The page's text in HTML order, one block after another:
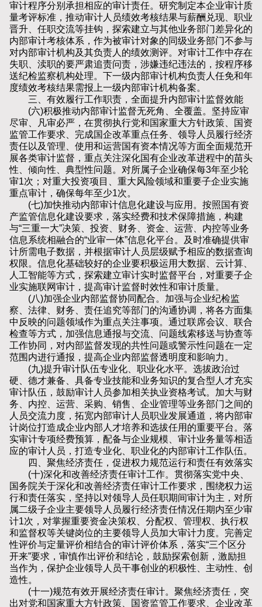
审计程序分别承担相应的审计责任。研究制定本企业审计质
量考评标准，推动审计人员绩效考核结果与薪酬兑现、职业
晋升、任职交流等挂钩，探索建立与其他业务部门差异化的
内部审计考核体系，作为被审计对象的同级业务部门不参与
对内部审计机构及其负责人的绩效测评。对审计工作中存在
失职、渎职的要严肃追责问责，涉嫌违纪违法的，按程序移
送纪检监察机构处理。下一级内部审计机构负责人任免和年
度绩效考核结果需报上一级内部审计机构备案。
三、有效履行工作职责，全面提升内部审计监督效能
(六)积极推动内部审计监督无死角、全覆盖。坚持应审
尽审、凡审必严，在贯彻执行党和国家重大方针政策、国资
监管工作要求、完成国企改革重点任务、领导人员履行经济
责任以及管理、使用和运营国有资本情况等方面全面规范开
展各类审计监督，重点关注深化国有企业改革进程中的苗头
性、倾向性、典型性问题。对所属子企业确保每3年至少轮
审1次；对重大投资项目、重大风险领域和重要子企业实施
重点审计，确保每年至少1次。
(七)加快推动内部审计信息化建设与应用。按照国有资
产监管信息化建设要求，落实经费和技术保障措施，构建
与“三重一大”决策、投资、财务、资金、运营、内控等业务
信息系统相融合的“业审一体”信息化平台。及时准确提供审
计所需电子数据，并根据审计人员层级赋予相应的数据查询
权限。信息化基础较好的企业要积极运用大数据、云计算、
人工智能等方式，探索建立审计实时监督平台，对重要子企
业实施联网审计，提高审计监督时效性和审计质量。
(八)加强企业内部监督协同配合。加强与企业纪检监
察、法律、财务、责任追究等部门的沟通协调，将各方面集
中反映的问题领域作为重点关注事项。通过联席会议、联合
检查等方式，加强信息通报与交流、问题线索移送与协查等
工作协同，对内部监督发现的共性问题或警示性问题在一定
范围内进行通报，提高企业内部监督透明度和影响力。
(九)提升审计队伍专业化、职业化水平。选拔政治过
硬、德才兼备、具备专业技能和业务知识的复合型人才充实
审计队伍，鼓励审计人员参加相关执业资格考试。加大与财
务、内控、运营、采购、销售、企业管理等业务部门之间的
人员交流力度，拓宽内部审计人员职业发展通道，将内部审
计岗位打造成企业内部人才培养和选拔任用的重要平台。落
实审计专项经费预算，配备与企业规模、审计业务量等相适
应的审计人员，打造专业化、职业化的内部审计工作队伍。
四、聚焦经济责任，促进权力规范运行和责任有效落实
(十)深化和改善经济责任审计工作。贯彻落实党中央、
国务院关于深化和改善经济责任审计工作要求，围绕权力运
行和责任落实，坚持以对领导人员任职期间审计为主，对所
属二级子企业主要领导人员履行经济责任情况任期内至少审
计1次，对掌握重要资金决策权、分配权、管理权、执行权
和监督权等关键岗位的主要领导人员加大审计力度。完善定
性评价与定量评价相结合的审计评价体系，落实“三个区分
开来”要求，审慎作出评价和结论，鼓励探索创新，激励担
当作为，保护企业领导人员干事创业的积极性、主动性、创
造性。
(十一)规范有效开展经济责任审计。聚焦经济责任，突
出对党和国家重大方针政策、国资监管工作要求、企业改革